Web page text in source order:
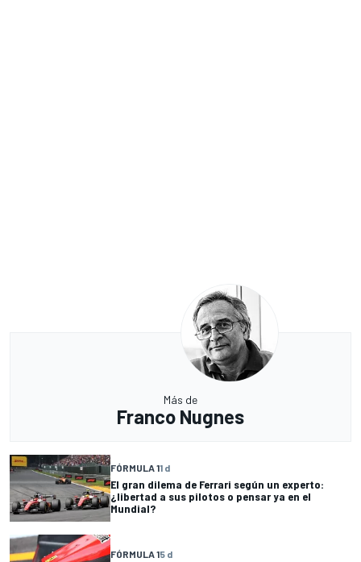
Más de
Franco Nugnes
FÓRMULA 11 d
El gran dilema de Ferrari según un experto:
¿libertad a sus pilotos o pensar ya en el
Mundial?
FÓRMULA 15 d